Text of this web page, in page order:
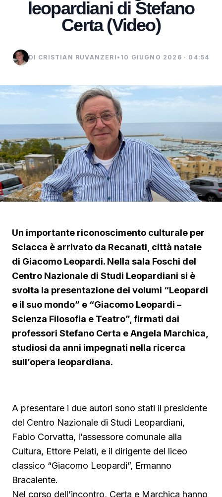
leopardiani di Stefano
Certa (Video)
DI CRISTIAN RUVANZERI • 10 GIUGNO 2026 · 04:54
Un importante riconoscimento culturale per
Sciacca è arrivato da Recanati, città natale
di Giacomo Leopardi. Nella sala Foschi del
Centro Nazionale di Studi Leopardiani si è
svolta la presentazione dei volumi “Leopardi
e il suo mondo” e “Giacomo Leopardi –
Scienza Filosofia e Teatro”, firmati dai
professori Stefano Certa e Angela Marchica,
studiosi da anni impegnati nella ricerca
sull’opera leopardiana.
A presentare i due autori sono stati il presidente
del Centro Nazionale di Studi Leopardiani,
Fabio Corvatta, l’assessore comunale alla
Cultura, Ettore Pelati, e il dirigente del liceo
classico “Giacomo Leopardi”, Ermanno
Bracalente.
Nel corso dell’incontro, Certa e Marchica hanno